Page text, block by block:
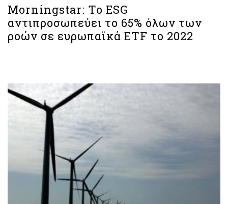
Morningstar: Το ESG
αντιπροσωπεύει το 65% όλων των
ροών σε ευρωπαϊκά ETF το 2022